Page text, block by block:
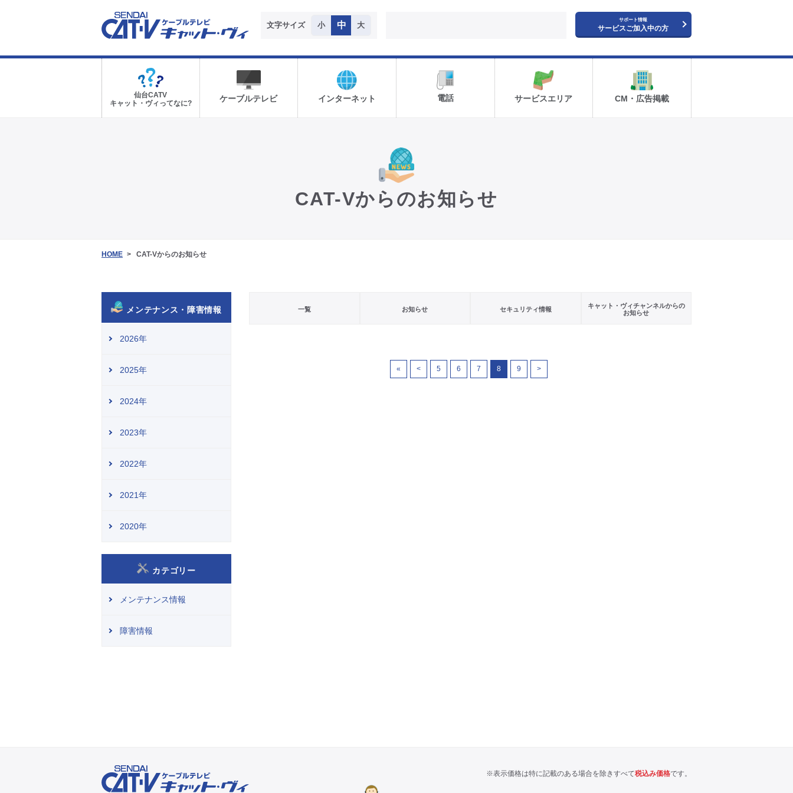
文字サイズ 小 中 大
サポート情報
サービスご加入中の方
仙台CATV
キャット・ヴィってなに?
ケーブルテレビ インターネット 電話 サービスエリア CM・広告掲載
CAT-Vからのお知らせ
HOME CAT-Vからのお知らせ
一覧 お知らせ セキュリティ情報
キャット・ヴィチャンネルからの
お知らせ
« < 5 6 7 8 9 >
メンテナンス・障害情報
2026年
2025年
2024年
2023年
2022年
2021年
2020年
カテゴリー
メンテナンス情報
障害情報
※表示価格は特に記載のある場合を除きすべて税込み価格です。